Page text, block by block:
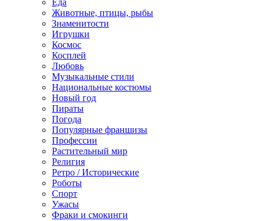
Еда
Животные, птицы, рыбы
Знаменитости
Игрушки
Космос
Косплей
Любовь
Музыкальные стили
Национальные костюмы
Новый год
Пираты
Погода
Популярные франшизы
Профессии
Растительный мир
Религия
Ретро / Исторические
Роботы
Спорт
Ужасы
Фраки и смокинги